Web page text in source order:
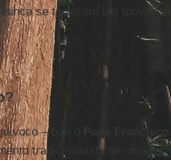
se tornaram um
– que o Papa Francisco
tradicionalista de uma